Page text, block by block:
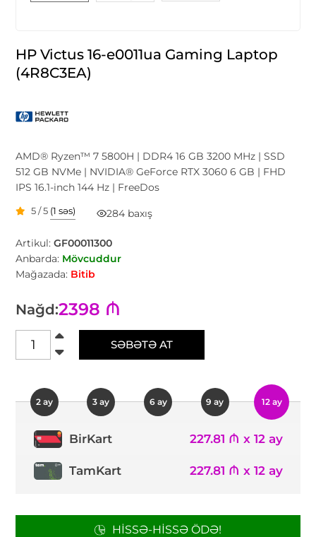
HP Victus 16-e0011ua Gaming Laptop
(4R8C3EA)
AMD® Ryzen™ 7 5800H | DDR4 16 GB 3200 MHz | SSD
512 GB NVMe | NVIDIA® GeForce RTX 3060 6 GB | FHD
IPS 16.1-inch 144 Hz | FreeDos
5 / 5 (1 səs) 284 baxış
Artikul:GF00011300
Anbarda: Mövcuddur
Mağazada: Bitib
Nağd:2398 ₼
SƏBƏTƏ AT
2 ay 3 ay 6 ay 9 ay 12 ay
BirKart 227.81 ₼ x 12 ay
TamKart 227.81 ₼ x 12 ay
HISSƏ-HISSƏ ÖDƏ!